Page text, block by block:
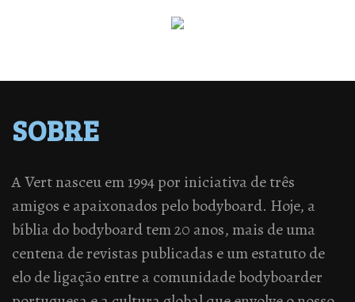
SOBRE
A Vert nasceu em 1994 por iniciativa de três
amigos e apaixonados pelo bodyboard. Hoje, a
bíblia do bodyboard tem 20 anos, mais de uma
centena de revistas publicadas e um estatuto de
elo de ligação entre a comunidade bodyboarder